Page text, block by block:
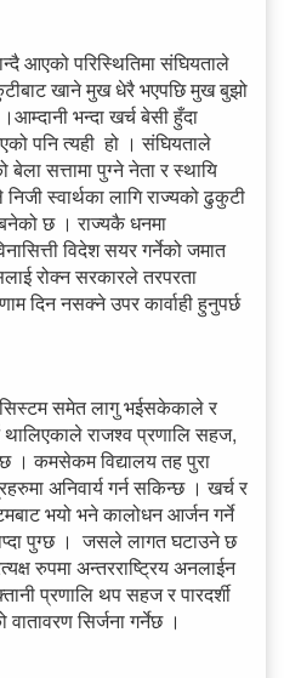
आएको परिस्थितिमा संघियताले
खाने मुख धेरै भएपछि मुख बुझो
भन्दा खर्च बेसी हुँदा
पनि त्यही हो । संघियताले
सत्तामा पुग्ने नेता र स्थायि
स्वार्थका लागि राज्यको ढुकुटी
बनेको छ । राज्यकै धनमा
विदेश सयर गर्नेको जमात
रोक्न सरकारले तरपरता
दिन नसक्ने उपर कार्वाही हुनुपर्छ
समेत लागु भईसकेकाले र
थालिएकाले राजश्व प्रणालि सहज,
छ । कमसेकम विद्यालय तह पुरा
अनिवार्य गर्न सकिन्छ । खर्च र
भयो भने कालोधन आर्जन गर्ने
पुग्छ । जसले लागत घटाउने छ
रुपमा अन्तरराष्ट्रिय अनलाईन
प्रणालि थप सहज र पारदर्शी
सिर्जना गर्नेछ ।